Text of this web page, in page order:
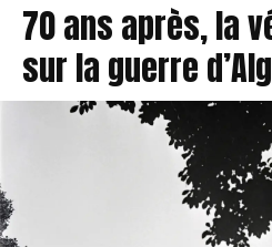
70 ans après, la
sur la guerre